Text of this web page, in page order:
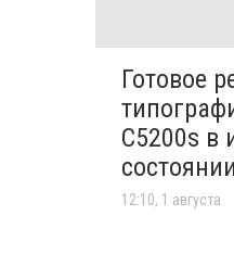
Готовое
C5200s в
состоянии
12:10, 1 августа